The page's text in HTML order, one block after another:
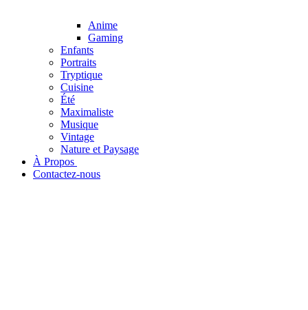
Anime
Gaming
Enfants
Portraits
Tryptique
Cuisine
Été
Maximaliste
Musique
Vintage
Nature et Paysage
À Propos ​
Contactez-nous